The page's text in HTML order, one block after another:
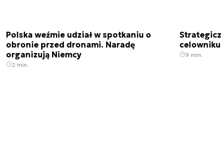
Polska weźmie udział w spotkaniu o
obronie przed dronami. Naradę
organizują Niemcy
2 min.
9 min.